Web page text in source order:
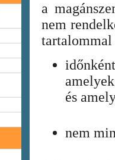
a
nem
és
nem